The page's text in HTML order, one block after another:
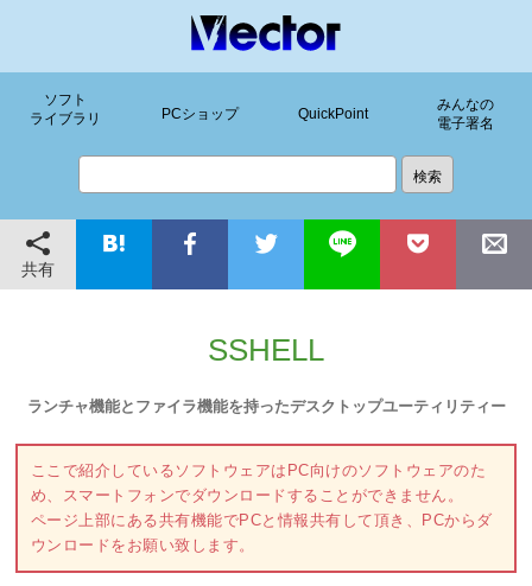
ソフト
ライブラリ
PCショップ QuickPoint
みんなの
電子署名
共有
SSHELL
ランチャ機能とファイラ機能を持ったデスクトップユーティリティー
ここで紹介しているソフトウェアはPC向けのソフトウェアのた
め、スマートフォンでダウンロードすることができません。
ページ上部にある共有機能でPCと情報共有して頂き、PCからダ
ウンロードをお願い致します。